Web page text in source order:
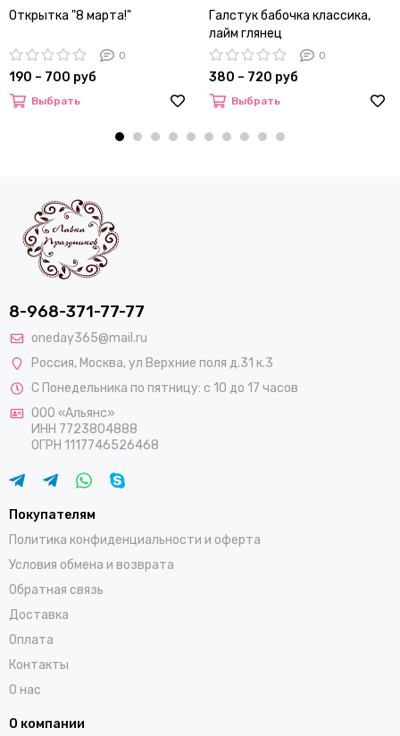
Открытка "8 марта!"
0
190 – 700 руб
Выбрать
Галстук бабочка классика,
лайм глянец
0
380 – 720 руб
Выбрать
8-968-371-77-77
oneday365@mail.ru
Россия, Москва,ул Верхние поля д.31 к.3
С Понедельника по пятницу: с 10 до 17 часов
ООО «Альянс»
ИНН 7723804888
ОГРН 1117746526468
Покупателям
Политика конфиденциальности и оферта
Условия обмена и возврата
Обратная связь
Доставка
Оплата
Контакты
О нас
О компании